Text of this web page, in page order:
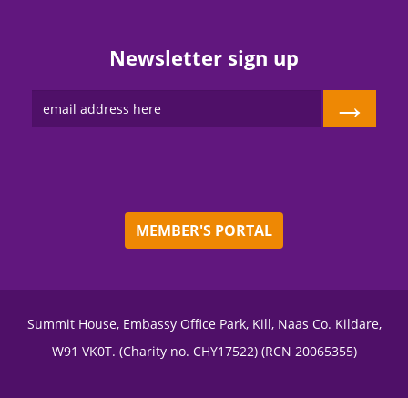
Newsletter sign up
→
MEMBER'S PORTAL
Summit House, Embassy Office Park, Kill, Naas Co. Kildare,
W91 VK0T. (Charity no. CHY17522) (RCN 20065355)